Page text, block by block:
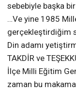
sebebiyle başka
…Ve yine 1985
gerçekleştirdiğim
Din adamı
TAKDİR ve
İlçe Milli Eğitim
zaman bu